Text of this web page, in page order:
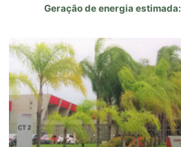
Geração de energia estimada: